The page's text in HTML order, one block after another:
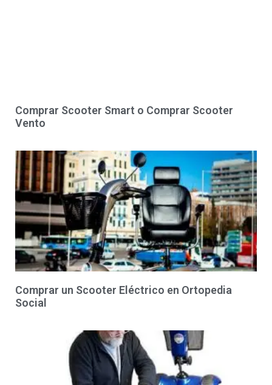
Comprar Scooter Smart o Comprar Scooter
Vento
Comprar un Scooter Eléctrico en Ortopedia
Social